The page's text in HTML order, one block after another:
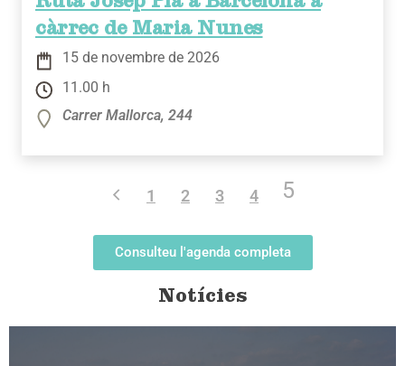
càrrec de Maria Nunes
15 de novembre de 2026
11.00 h
Carrer Mallorca, 244
1 2 3 4 5
Consulteu l'agenda completa
Notícies